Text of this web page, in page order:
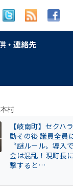
・連絡先
村
曲輪クエスト(462)
本町広瀬